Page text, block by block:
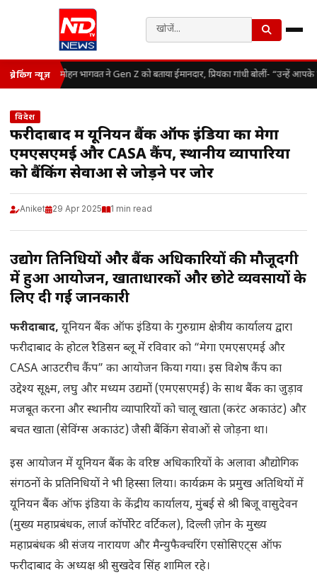
ब्रेकिंग न्यूज़ मोहन भागवत ने Gen Z को बताया ईमानदार, प्रियंका गांधी बोलीं- “उन्हें
विदेश
फरीदाबाद में यूनियन बैंक ऑफ इंडिया का मेगा
एमएसएमई और CASA कैंप, स्थानीय व्यापारियों
को बैंकिंग सेवाओं से जोड़ने पर जोर
Aniket 29 Apr 2025 1 min read
उद्योग प्रतिनिधियों और बैंक अधिकारियों की मौजूदगी
में हुआ आयोजन, खाताधारकों और छोटे व्यवसायों के
लिए दी गई जानकारी
फरीदाबाद, यूनियन बैंक ऑफ इंडिया के गुरुग्राम क्षेत्रीय कार्यालय द्वारा
फरीदाबाद के होटल रैडिसन ब्लू में रविवार को “मेगा एमएसएमई और
CASA आउटरीच कैंप” का आयोजन किया गया। इस विशेष कैंप का
उद्देश्य सूक्ष्म, लघु और मध्यम उद्यमों (एमएसएमई) के साथ बैंक का जुड़ाव
मजबूत करना और स्थानीय व्यापारियों को चालू खाता (करंट अकाउंट) और
बचत खाता (सेविंग्स अकाउंट) जैसी बैंकिंग सेवाओं से जोड़ना था।
इस आयोजन में यूनियन बैंक के वरिष्ठ अधिकारियों के अलावा औद्योगिक
संगठनों के प्रतिनिधियों ने भी हिस्सा लिया। कार्यक्रम के प्रमुख अतिथियों में
यूनियन बैंक ऑफ इंडिया के केंद्रीय कार्यालय, मुंबई से श्री बिजू वासुदेवन
(मुख्य महाप्रबंधक, लार्ज कॉर्पोरेट वर्टिकल), दिल्ली ज़ोन के मुख्य
महाप्रबंधक श्री संजय नारायण और मैन्युफैक्चरिंग एसोसिएट्स ऑफ
फरीदाबाद के अध्यक्ष श्री सुखदेव सिंह शामिल रहे।